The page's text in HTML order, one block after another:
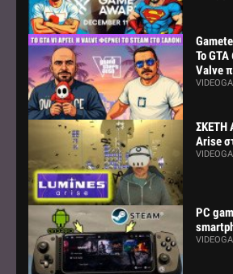
Το
Valve
ΣΚΕΤΗ
Arise
PC